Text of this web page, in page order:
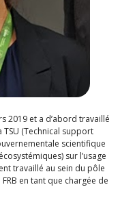
2019 et a d’abord travaillé
(Technical support
scientifique
sur l’usage
travaillé au sein du pôle
FRB en tant que chargée de